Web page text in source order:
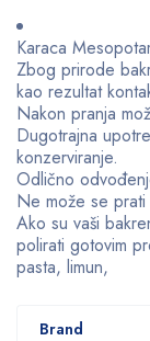
Karaca
Zbog prirode
kao rezultat
Nakon pranja
Dugotrajna
konzerviranje.
Odlično
Ne može se prati
Ako su vaši
polirati gotovim
pasta, limun,
Brand